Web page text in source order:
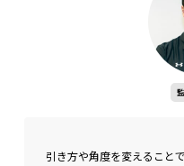
引き方や角度を変えること